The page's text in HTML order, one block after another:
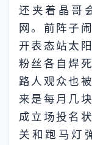
还夹着晶哥
网。前阵子
开表态站太
粉丝各自焊
路人观众也
来是每月几
成立场投名
关和跑马灯